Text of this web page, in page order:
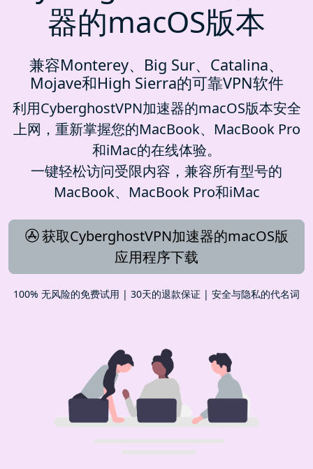
器的macOS版本
兼容Monterey、Big Sur、Catalina、
Mojave和High Sierra的可靠VPN软件
利用CyberghostVPN加速器的macOS版本安全
上网，重新掌握您的MacBook、MacBook Pro
和iMac的在线体验。
一键轻松访问受限内容，兼容所有型号的
MacBook、MacBook Pro和iMac
获取CyberghostVPN加速器的macOS版
应用程序下载
100% 无风险的免费试用 | 30天的退款保证 | 安全与隐私的代名词